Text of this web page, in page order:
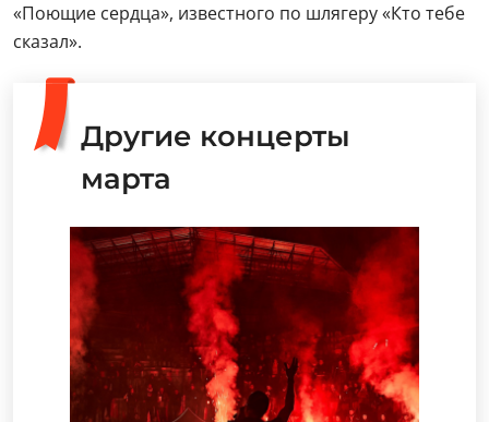
«Поющие сердца», известного по шлягеру «Кто тебе
сказал».
Другие концерты
марта